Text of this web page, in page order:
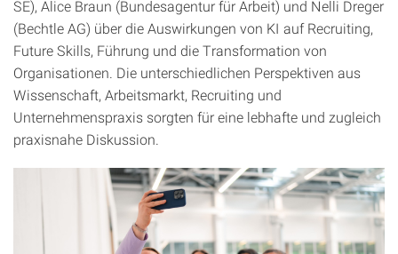
SE), Alice Braun (Bundesagentur für Arbeit) und Nelli Dreger
(Bechtle AG) über die Auswirkungen von KI auf Recruiting,
Future Skills, Führung und die Transformation von
Organisationen. Die unterschiedlichen Perspektiven aus
Wissenschaft, Arbeitsmarkt, Recruiting und
Unternehmenspraxis sorgten für eine lebhafte und zugleich
praxisnahe Diskussion.